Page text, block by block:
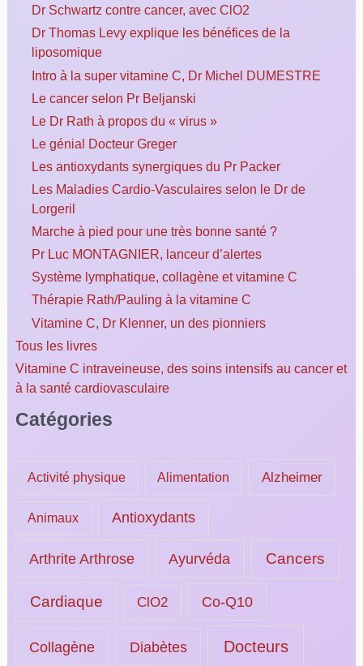
Dr Schwartz contre cancer, avec ClO2
Dr Thomas Levy explique les bénéfices de la
liposomique
Intro à la super vitamine C, Dr Michel DUMESTRE
Le cancer selon Pr Beljanski
Le Dr Rath à propos du « virus »
Le génial Docteur Greger
Les antioxydants synergiques du Pr Packer
Les Maladies Cardio-Vasculaires selon le Dr de
Lorgeril
Marche à pied pour une très bonne santé ?
Pr Luc MONTAGNIER, lanceur d’alertes
Système lymphatique, collagène et vitamine C
Thérapie Rath/Pauling à la vitamine C
Vitamine C, Dr Klenner, un des pionniers
Tous les livres
Vitamine C intraveineuse, des soins intensifs au cancer et
à la santé cardiovasculaire
Catégories
Activité physique Alimentation Alzheimer
Animaux Antioxydants
Arthrite Arthrose Ayurvéda Cancers
Cardiaque ClO2 Co-Q10
Collagène Diabètes Docteurs